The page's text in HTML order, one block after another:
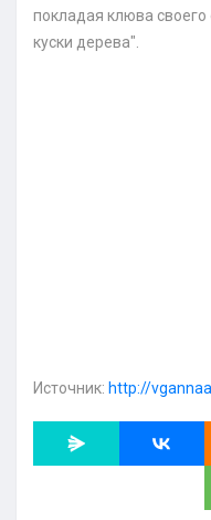
покладая клюва
куски дерева".
Источник: http://